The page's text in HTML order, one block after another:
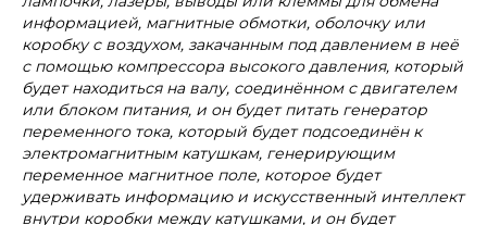
информацией, магнитные обмотки, оболочку или
коробку с воздухом, закачанным под давлением в неё
с помощью компрессора высокого давления, который
будет находиться на валу, соединённом с двигателем
или блоком питания, и он будет питать генератор
переменного тока, который будет подсоединён к
электромагнитным катушкам, генерирующим
переменное магнитное поле, которое будет
удерживать информацию и искусственный интеллект
внутри коробки между катушками, и он будет